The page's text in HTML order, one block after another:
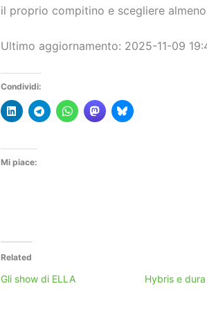
il proprio compitino e scegliere
Ultimo aggiornamento: 2025-11-09
Condividi:
Mi piace:
Related
Gli show di ELLA Hybris e